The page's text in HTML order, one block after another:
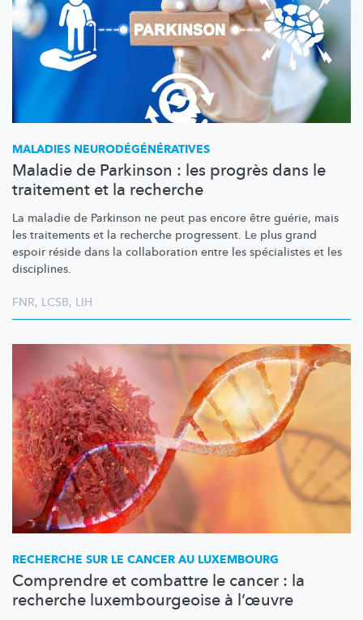
MALADIES NEURODÉGÉNÉRATIVES
Maladie de Parkinson : les progrès dans le
traitement et la recherche
La maladie de Parkinson ne peut pas encore être guérie, mais
les traitements et la recherche progressent. Le plus grand
espoir réside dans la collaboration entre les spécialistes et les
disciplines.
FNR, LCSB, LIH
RECHERCHE SUR LE CANCER AU LUXEMBOURG
Comprendre et combattre le cancer : la
recherche luxembourgeoise à l’œuvre